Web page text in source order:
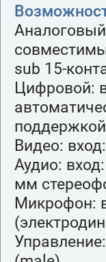
sub 15-
Цифровой:
Видео:
Аудио:
мм
Микрофон: